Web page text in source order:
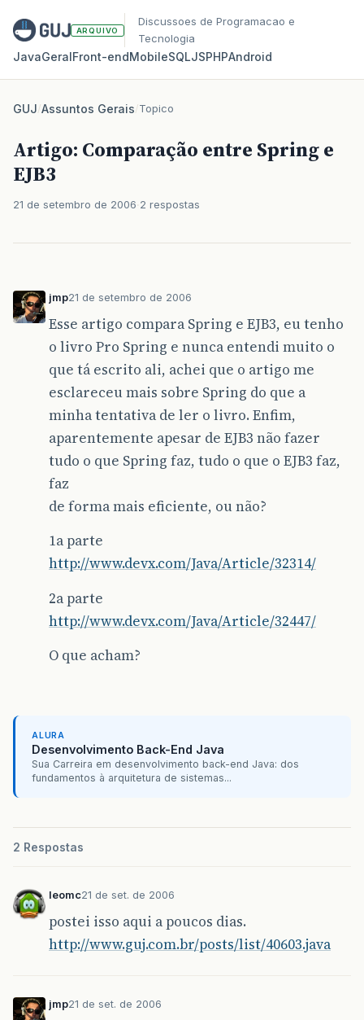
ARQUIVO
Discussoes de Programacao e
Tecnologia
JavaGeralFront‑endMobileSQLJSPHPAndroid
GUJ/Assuntos Gerais/Topico
Artigo: Comparação entre Spring e
EJB3
21 de setembro de 2006 2 respostas
jmp21 de setembro de 2006
Esse artigo compara Spring e EJB3, eu tenho
o livro Pro Spring e nunca entendi muito o
que tá escrito ali, achei que o artigo me
esclareceu mais sobre Spring do que a
minha tentativa de ler o livro. Enfim,
aparentemente apesar de EJB3 não fazer
tudo o que Spring faz, tudo o que o EJB3 faz,
faz
de forma mais eficiente, ou não?
1a parte
http://www.devx.com/Java/Article/32314/
2a parte
http://www.devx.com/Java/Article/32447/
O que acham?
ALURA
Desenvolvimento Back-End Java
Sua Carreira em desenvolvimento back-end Java: dos
fundamentos à arquitetura de sistemas...
2 Respostas
leomc21 de set. de 2006
postei isso aqui a poucos dias.
http://www.guj.com.br/posts/list/40603.java
jmp21 de set. de 2006